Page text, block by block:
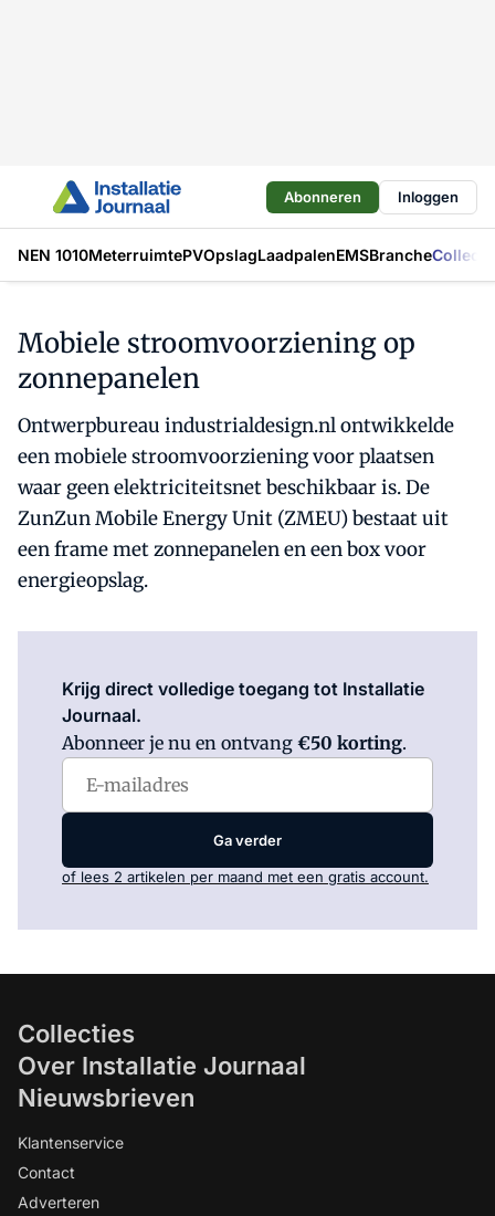
Abonneren Inloggen
NEN 1010MeterruimtePVOpslagLaadpalenEMSBranche
Mobiele stroomvoorziening op
zonnepanelen
Ontwerpbureau industrialdesign.nl ontwikkelde
een mobiele stroomvoorziening voor plaatsen
waar geen elektriciteitsnet beschikbaar is. De
ZunZun Mobile Energy Unit (ZMEU) bestaat uit
een frame met zonnepanelen en een box voor
energieopslag.
Krijg direct volledige toegang tot Installatie
Journaal.
Abonneer je nu en ontvang €50 korting.
Ga verder
of lees 2 artikelen per maand met een gratis account.
Collecties
Over Installatie Journaal
Nieuwsbrieven
Klantenservice
Contact
Adverteren